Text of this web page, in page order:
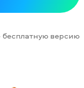
бесплатную версию